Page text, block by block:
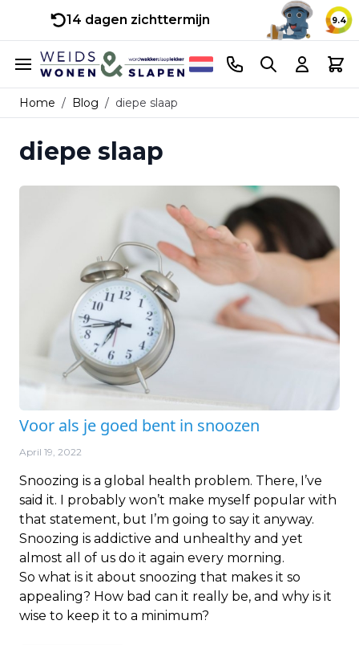
14 dagen zichttermijn 9.4
Ga naar de inhoud
Telefoonnummer
Search Cart
Home / Blog / diepe slaap
diepe slaap
Voor als je goed bent in snoozen
April 19, 2022
Snoozing is a global health problem. There, I’ve
said it. I probably won’t make myself popular with
that statement, but I’m going to say it anyway.
Snoozing is addictive and unhealthy and yet
almost all of us do it again every morning.
So what is it about snoozing that makes it so
appealing? How bad can it really be, and why is it
wise to keep it to a minimum?